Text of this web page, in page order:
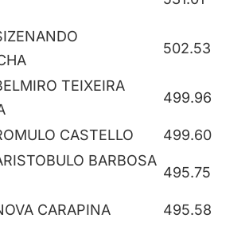
502.53
TEIXEIRA
499.96
CASTELLO 499.60
BARBOSA
495.75
CARAPINA 495.58